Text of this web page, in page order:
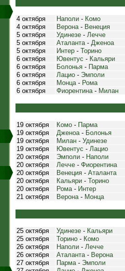
4 октября Наполи - Комо
4 октября
Верона- Венеция
5 октября
Удинезе - Лечче
5 октября
Аталанта- Дженоа
5 октября
Интер - Торино
6 октября
Ювентус - Кальяри
6 октября
Болонья - Парма
6 октября
Лацио - Эмполи
6 октября
Монца- Рома
6 октября
Фиорентина- Милан
19 октября Комо - Парма
19 октября
Дженоа- Болонья
19 октября
Милан - Удинезе
19 октября
Ювентус - Лацио
20 октября
Эмполи - Наполи
20 октября
Лечче - Фиорентина
20 октября
Венеция - Аталанта
20 октября
Кальяри - Торино
20 октября
Рома- Интер
21 октября
Верона- Монца
25 октября Удинезе - Кальяри
25 октября
Торино - Комо
26 октября
Наполи - Лечче
26 октября
Аталанта- Верона
27 октября
Парма- Эмполи